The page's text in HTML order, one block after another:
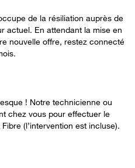
de la résiliation auprès de
actuel. En attendant la mise en
nouvelle offre, restez connecté
! Notre technicienne ou
chez vous pour effectuer le
(l’intervention est incluse).